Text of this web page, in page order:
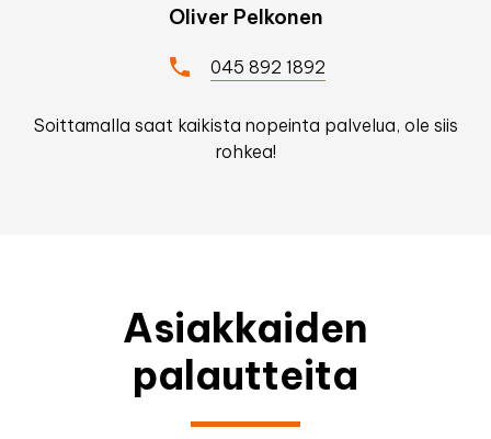
Oliver Pelkonen
045 892 1892
Soittamalla saat kaikista nopeinta palvelua, ole siis
rohkea!
Asiakkaiden
palautteita